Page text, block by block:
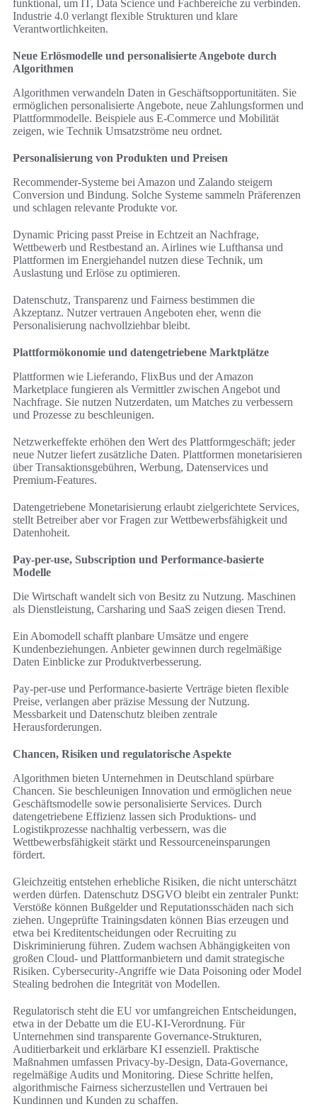
funktional, um IT, Data Science und Fachbereiche zu verbinden.
Industrie 4.0 verlangt flexible Strukturen und klare
Verantwortlichkeiten.
Neue Erlösmodelle und personalisierte Angebote durch
Algorithmen
Algorithmen verwandeln Daten in Geschäftsopportunitäten. Sie
ermöglichen personalisierte Angebote, neue Zahlungsformen und
Plattformmodelle. Beispiele aus E‑Commerce und Mobilität
zeigen, wie Technik Umsatzströme neu ordnet.
Personalisierung von Produkten und Preisen
Recommender-Systeme bei Amazon und Zalando steigern
Conversion und Bindung. Solche Systeme sammeln Präferenzen
und schlagen relevante Produkte vor.
Dynamic Pricing passt Preise in Echtzeit an Nachfrage,
Wettbewerb und Restbestand an. Airlines wie Lufthansa und
Plattformen im Energiehandel nutzen diese Technik, um
Auslastung und Erlöse zu optimieren.
Datenschutz, Transparenz und Fairness bestimmen die
Akzeptanz. Nutzer vertrauen Angeboten eher, wenn die
Personalisierung nachvollziehbar bleibt.
Plattformökonomie und datengetriebene Marktplätze
Plattformen wie Lieferando, FlixBus und der Amazon
Marketplace fungieren als Vermittler zwischen Angebot und
Nachfrage. Sie nutzen Nutzerdaten, um Matches zu verbessern
und Prozesse zu beschleunigen.
Netzwerkeffekte erhöhen den Wert des Plattformgeschäft; jeder
neue Nutzer liefert zusätzliche Daten. Plattformen monetarisieren
über Transaktionsgebühren, Werbung, Datenservices und
Premium-Features.
Datengetriebene Monetarisierung erlaubt zielgerichtete Services,
stellt Betreiber aber vor Fragen zur Wettbewerbsfähigkeit und
Datenhoheit.
Pay-per-use, Subscription und Performance-basierte
Modelle
Die Wirtschaft wandelt sich von Besitz zu Nutzung. Maschinen
als Dienstleistung, Carsharing und SaaS zeigen diesen Trend.
Ein Abomodell schafft planbare Umsätze und engere
Kundenbeziehungen. Anbieter gewinnen durch regelmäßige
Daten Einblicke zur Produktverbesserung.
Pay-per-use und Performance-basierte Verträge bieten flexible
Preise, verlangen aber präzise Messung der Nutzung.
Messbarkeit und Datenschutz bleiben zentrale
Herausforderungen.
Chancen, Risiken und regulatorische Aspekte
Algorithmen bieten Unternehmen in Deutschland spürbare
Chancen. Sie beschleunigen Innovation und ermöglichen neue
Geschäftsmodelle sowie personalisierte Services. Durch
datengetriebene Effizienz lassen sich Produktions- und
Logistikprozesse nachhaltig verbessern, was die
Wettbewerbsfähigkeit stärkt und Ressourceneinsparungen
fördert.
Gleichzeitig entstehen erhebliche Risiken, die nicht unterschätzt
werden dürfen. Datenschutz DSGVO bleibt ein zentraler Punkt:
Verstöße können Bußgelder und Reputationsschäden nach sich
ziehen. Ungeprüfte Trainingsdaten können Bias erzeugen und
etwa bei Kreditentscheidungen oder Recruiting zu
Diskriminierung führen. Zudem wachsen Abhängigkeiten von
großen Cloud- und Plattformanbietern und damit strategische
Risiken. Cybersecurity-Angriffe wie Data Poisoning oder Model
Stealing bedrohen die Integrität von Modellen.
Regulatorisch steht die EU vor umfangreichen Entscheidungen,
etwa in der Debatte um die EU-KI-Verordnung. Für
Unternehmen sind transparente Governance-Strukturen,
Auditierbarkeit und erklärbare KI essenziell. Praktische
Maßnahmen umfassen Privacy-by-Design, Data-Governance,
regelmäßige Audits und Monitoring. Diese Schritte helfen,
algorithmische Fairness sicherzustellen und Vertrauen bei
Kundinnen und Kunden zu schaffen.